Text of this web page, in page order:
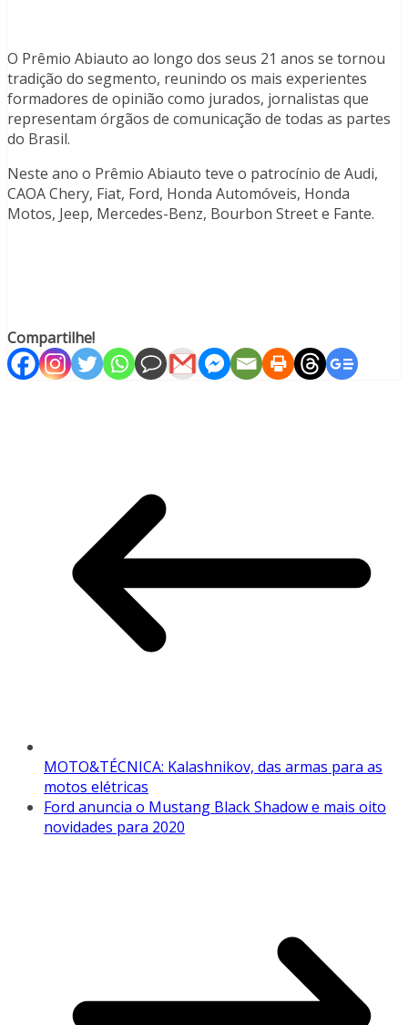
O Prêmio Abiauto ao longo dos seus 21 anos se tornou
tradição do segmento, reunindo os mais experientes
formadores de opinião como jurados, jornalistas que
representam órgãos de comunicação de todas as partes
do Brasil.
Neste ano o Prêmio Abiauto teve o patrocínio de Audi,
CAOA Chery, Fiat, Ford, Honda Automóveis, Honda
Motos, Jeep, Mercedes-Benz, Bourbon Street e Fante.
Compartilhe!
MOTO&TÉCNICA: Kalashnikov, das armas para as
motos elétricas
Ford anuncia o Mustang Black Shadow e mais oito
novidades para 2020